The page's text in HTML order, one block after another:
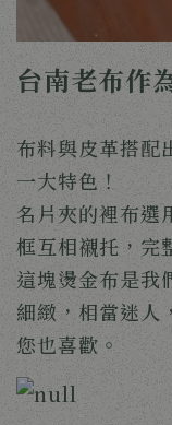
台南老布作
布料與皮革搭配
一大特色！
名片夾的裡布選
框互相襯托，完
這塊燙金布是我
細緻，相當迷人
您也喜歡。